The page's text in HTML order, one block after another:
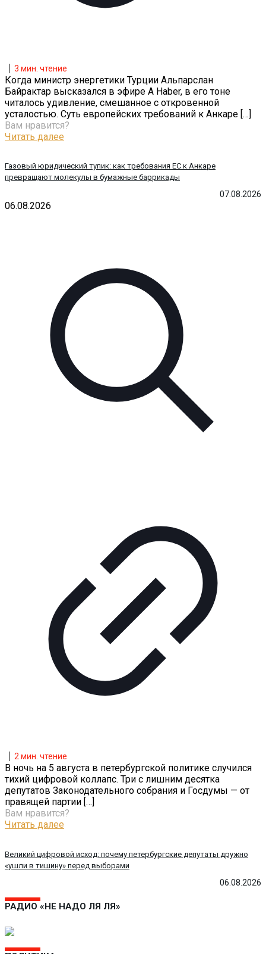
07.08.2026
Газовый юридический тупик: как требования ЕС к Анкаре
превращают молекулы в бумажные баррикады
3 мин. чтение
Когда министр энергетики Турции Альпарслан
Байрактар высказался в эфире A Haber, в его тоне
читалось удивление, смешанное с откровенной
усталостью. Суть европейских требований к Анкаре […]
Вам нравится?
Читать далее
06.08.2026
06.08.2026
Великий цифровой исход: почему петербургские депутаты дружно
«ушли в тишину» перед выборами
2мин. чтение
В ночь на 5 августа в петербургской политике случился
тихий цифровой коллапс. Три с лишним десятка
депутатов Законодательного собрания и Госдумы — от
правящей партии […]
Вам нравится?
Читать далее
РАДИО «НЕ НАДО ЛЯ ЛЯ»